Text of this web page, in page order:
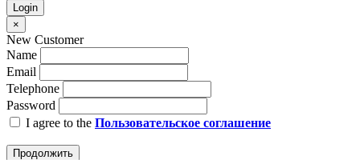
Login
×
New Customer
Name
Email
Telephone
Password
I agree to the Пользовательское соглашение
Продолжить